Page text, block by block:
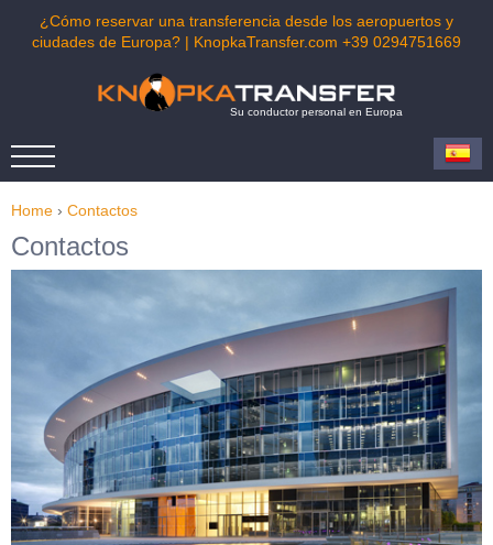
¿Cómo reservar una transferencia desde los aeropuertos y
ciudades de Europa? | KnopkaTransfer.com +39 0294751669
Su conductor personal en Europa
Home › Contactos
Contactos